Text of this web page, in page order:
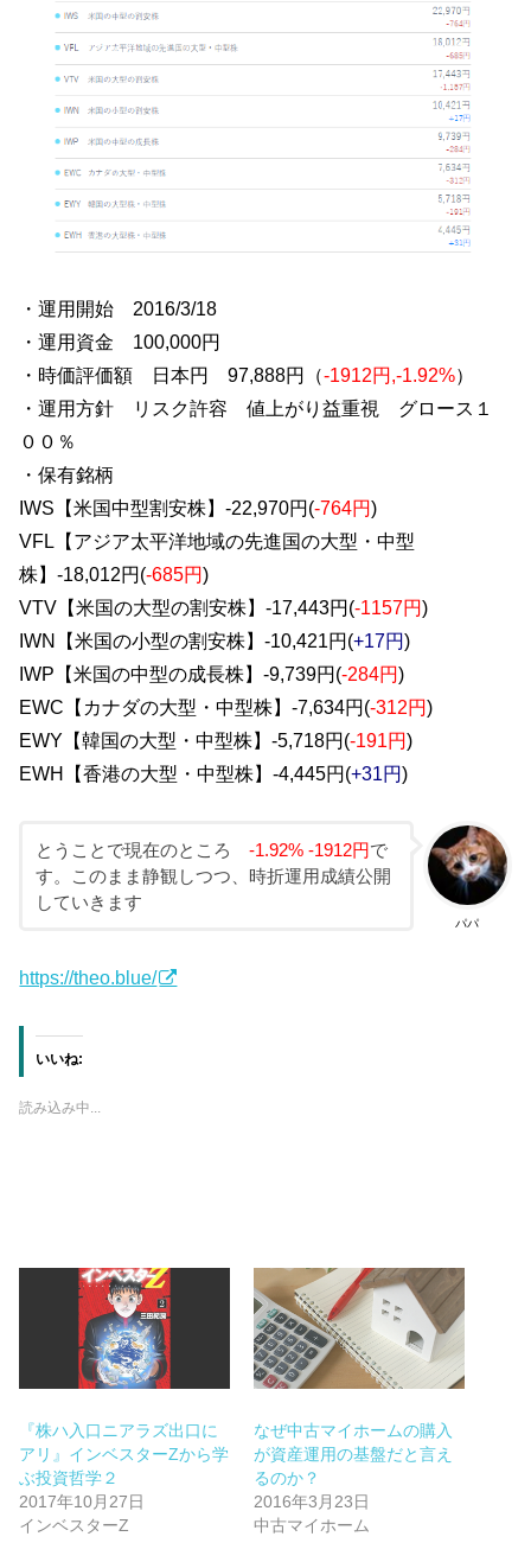
・運用開始 2016/3/18
・運用資金 100,000円
・時価評価額 日本円 97,888円（-1912円,-1.92%）
・運用方針 リスク許容 値上がり益重視 グロース１
００％
・保有銘柄
IWS【米国中型割安株】-22,970円(-764円)
VFL【アジア太平洋地域の先進国の大型・中型
株】-18,012円(-685円)
VTV【米国の大型の割安株】-17,443円(-1157円)
IWN【米国の小型の割安株】-10,421円(+17円)
IWP【米国の中型の成長株】-9,739円(-284円)
EWC【カナダの大型・中型株】-7,634円(-312円)
EWY【韓国の大型・中型株】-5,718円(-191円)
EWH【香港の大型・中型株】-4,445円(+31円)
パパ
とうことで現在のところ -1.92% -1912円で
す。このまま静観しつつ、時折運用成績公開
していきます
https://theo.blue/
いいね:
読み込み中...
『株ハ入口ニアラズ出口に
アリ』インベスターZから学
ぶ投資哲学２
2017年10月27日
インベスターZ
なぜ中古マイホームの購入
が資産運用の基盤だと言え
るのか？
2016年3月23日
中古マイホーム